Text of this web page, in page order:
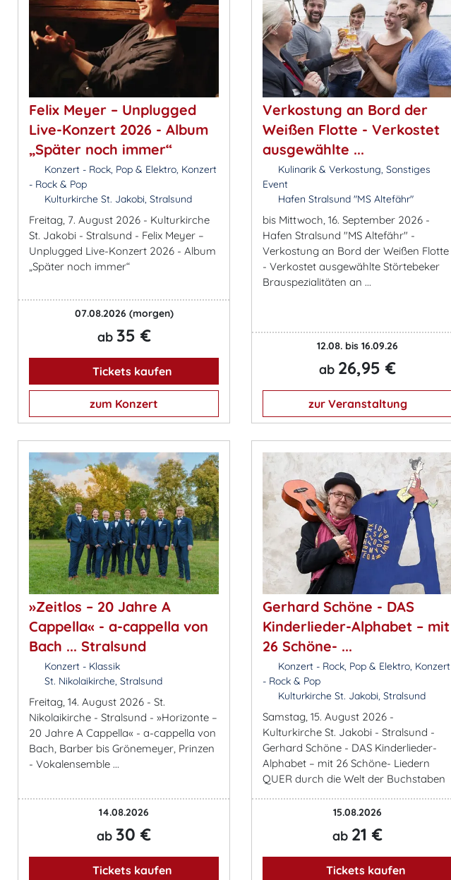
Felix Meyer – Unplugged
Live-Konzert 2026 - Album
„Später noch immer“
Konzert - Rock, Pop & Elektro, Konzert
- Rock & Pop
Kulturkirche St. Jakobi, Stralsund
Freitag, 7. August 2026 - Kulturkirche
St. Jakobi - Stralsund - Felix Meyer –
Unplugged Live-Konzert 2026 - Album
„Später noch immer“
07.08.2026 (morgen)
ab 35 €
Tickets kaufen
zum Konzert
Verkostung an Bord der
Weißen Flotte - Verkostet
ausgewählte ...
Kulinarik & Verkostung, Sonstiges
Event
Hafen Stralsund "MS Altefähr"
bis Mittwoch, 16. September 2026 -
Hafen Stralsund "MS Altefähr" -
Verkostung an Bord der Weißen Flotte
- Verkostet ausgewählte Störtebeker
Brauspezialitäten an ...
12.08. bis 16.09.26
ab 26,95 €
zur Veranstaltung
»Zeitlos – 20 Jahre A
Cappella« - a-cappella von
Bach ... Stralsund
Konzert - Klassik
St. Nikolaikirche, Stralsund
Freitag, 14. August 2026 - St.
Nikolaikirche - Stralsund - »Horizonte –
20 Jahre A Cappella« - a-cappella von
Bach, Barber bis Grönemeyer, Prinzen
- Vokalensemble ...
14.08.2026
ab 30 €
Tickets kaufen
Gerhard Schöne - DAS
Kinderlieder-Alphabet – mit
26 Schöne- ...
Konzert - Rock, Pop & Elektro, Konzert
- Rock & Pop
Kulturkirche St. Jakobi, Stralsund
Samstag, 15. August 2026 -
Kulturkirche St. Jakobi - Stralsund -
Gerhard Schöne - DAS Kinderlieder-
Alphabet – mit 26 Schöne- Liedern
QUER durch die Welt der Buchstaben
15.08.2026
ab 21 €
Tickets kaufen